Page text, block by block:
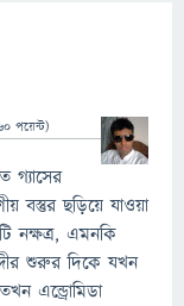
পয়েন্ট)
গ্যাসের
বস্তুর ছড়িয়ে যাওয়া
নক্ষত্র, এমনকি
শুরুর দিকে যখন
এন্ড্রোমিডা